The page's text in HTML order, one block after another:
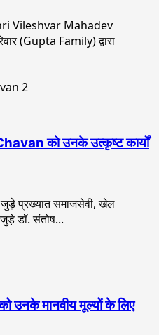
Vileshvar Mahadev
(Gupta Family) द्वारा
को उनके उत्कृष्ट कार्यों
प्रख्यात समाजसेवी, खेल
जुड़े डॉ. संतोष...
उनके मानवीय मूल्यों के लिए